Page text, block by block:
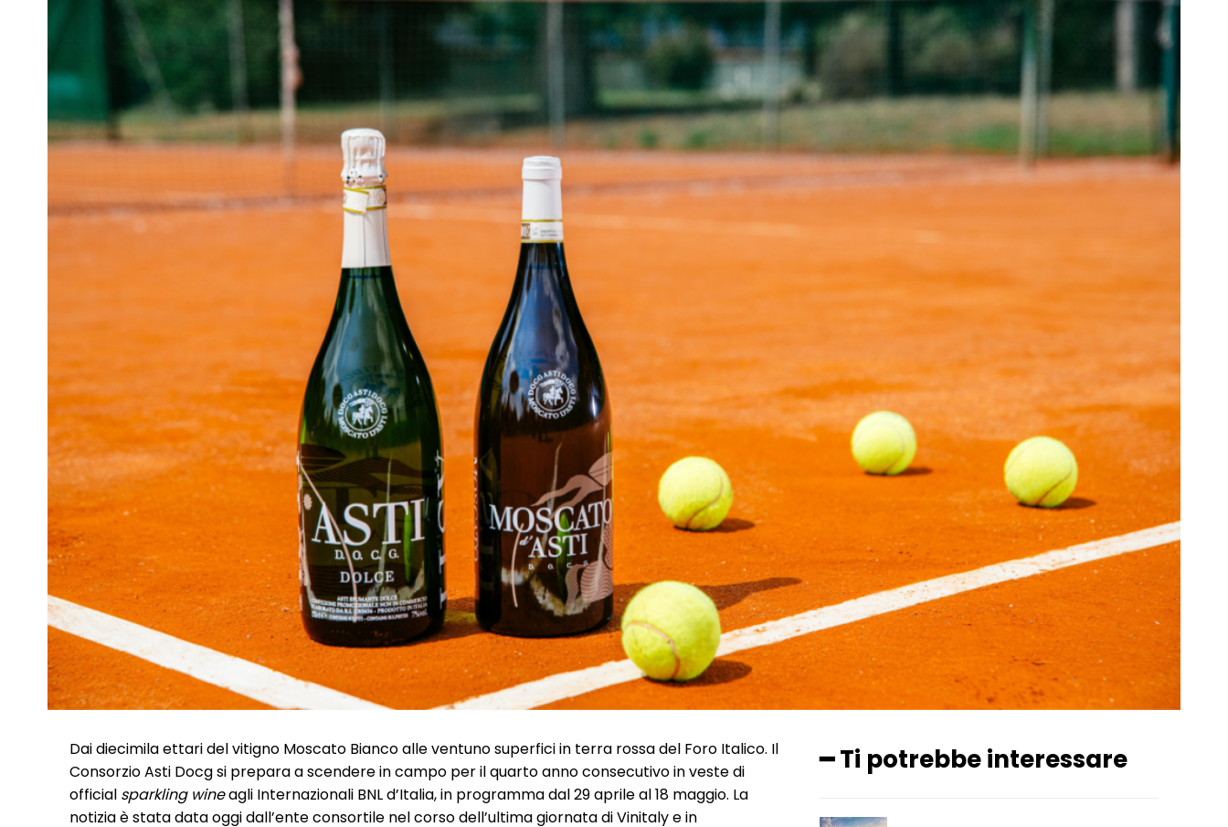
Dai diecimila ettari del vitigno Moscato Bianco alle ventuno superfici in terra rossa del Foro Italico. Il
Consorzio Asti Docg si prepara a scendere in campo per il quarto anno consecutivo in veste di
official sparkling wineagli Internazionali BNL d’Italia, in programma dal 29 aprile al 18 maggio. La
notizia è stata data oggi dall’ente consortile nel corso dell’ultima giornata di Vinitaly e in
━ Ti potrebbe interessare